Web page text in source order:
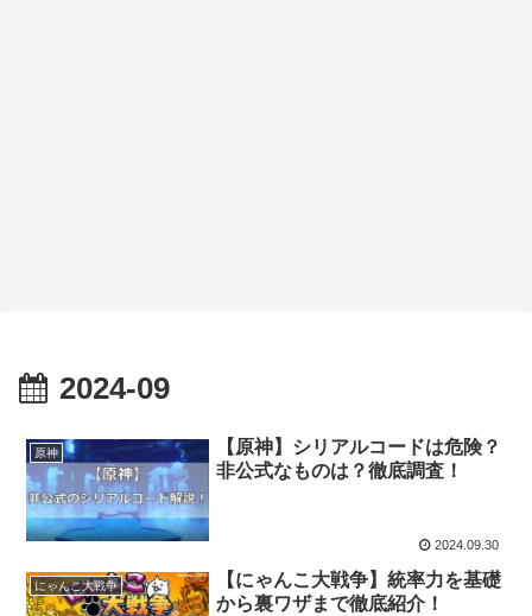
2024-09
原神
【原神】シリアルコードは危険？
非公式なものは？徹底調査！
2024.09.30
にゃんこ大戦争
【にゃんこ大戦争】統率力を基礎
から裏ワザまで徹底紹介！